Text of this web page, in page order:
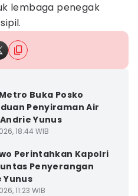
lembaga penegak
Buka Posko
Penyiraman Air
Yunus
18:44 WIB
Perintahkan Kapolri
Penyerangan
Yunus
11:23 WIB